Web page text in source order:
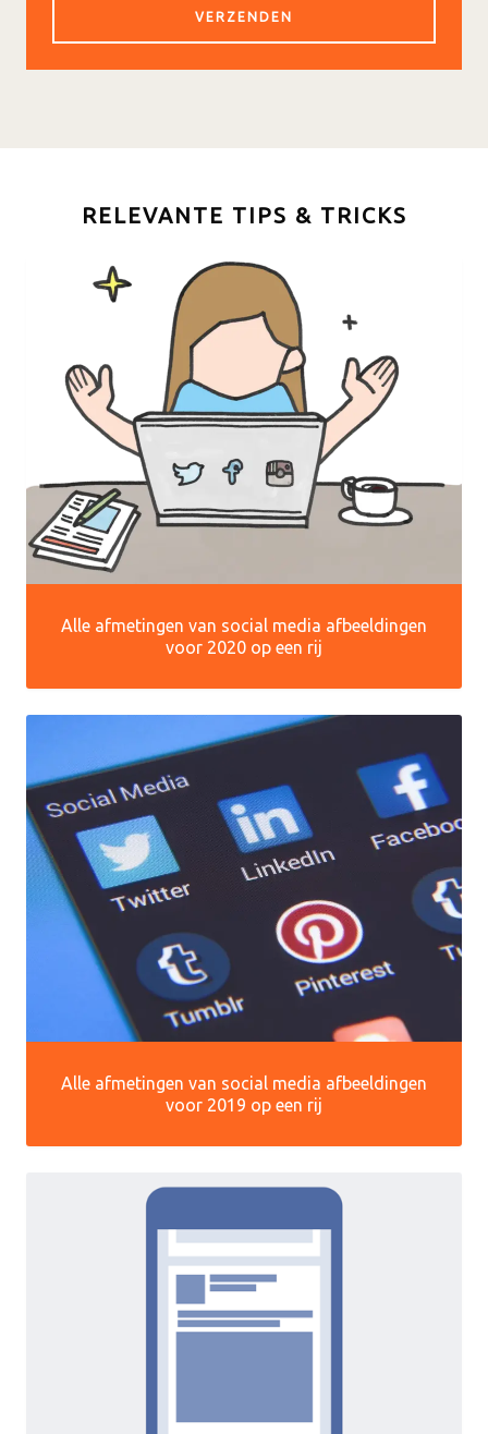
RELEVANTE TIPS & TRICKS
Alle afmetingen van social media afbeeldingen
voor 2020 op een rij
Alle afmetingen van social media afbeeldingen
voor 2019 op een rij